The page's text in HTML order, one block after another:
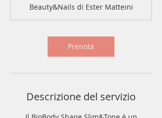
m
i
u
t
i
Beauty&Nails di Ester Matteini
Prenota
Descrizione del servizio